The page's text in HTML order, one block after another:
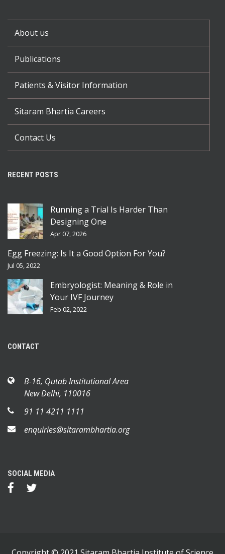
About us
Publications
Patients & Visitor Information
Sitaram Bhartia Careers
Contact Us
RECENT POSTS
Running a Trial Is Harder Than
Designing One
Apr 07, 2026
Egg Freezing: Is It a Good Option For You?
Jul 05, 2022
Embryologist: Meaning & Role in
Your IVF Journey
Feb 02, 2022
CONTACT
B-16, Qutab Institutional Area
New Delhi, 110016
91 11 4211 1111
enquiries@sitarambhartia.org
SOCIAL MEDIA